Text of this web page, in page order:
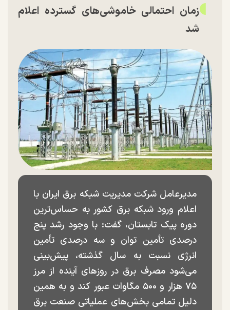
زمان احتمالی خاموشی‌های گسترده اعلام
شد
مدیرعامل شرکت مدیریت شبکه برق ایران با
اعلام ورود شبکه برق کشور به حساس‌ترین
دوره پیک تابستان، گفت: با وجود رشد پنج
درصدی تأمین توان و سه درصدی تأمین
انرژی نسبت به سال گذشته، پیش‌بینی
می‌شود مصرف برق در روز‌های آینده از مرز
۷۵ هزار و ۵۰۰ مگاوات عبور کند و به همین
دلیل تمامی بخش‌های عملیاتی صنعت برق